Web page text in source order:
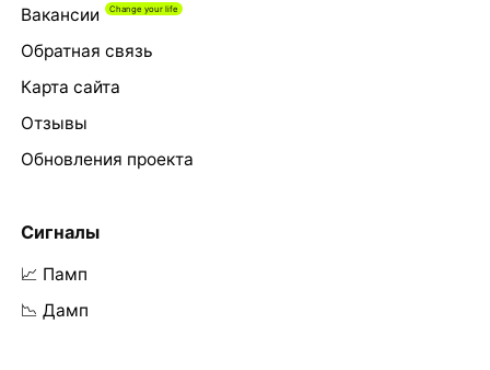
Вакансии
Обратная связь
Карта сайта
Отзывы
Обновления проекта
Сигналы
📈 Памп
📉 Дамп